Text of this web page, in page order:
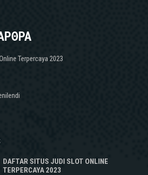
Terpercaya 2023
DAFTAR SITUS JUDI SLOT ONLINE
TERPERCAYA 2023